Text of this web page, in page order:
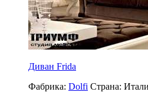
Диван Frida
Фабрика: Dolfi Страна: